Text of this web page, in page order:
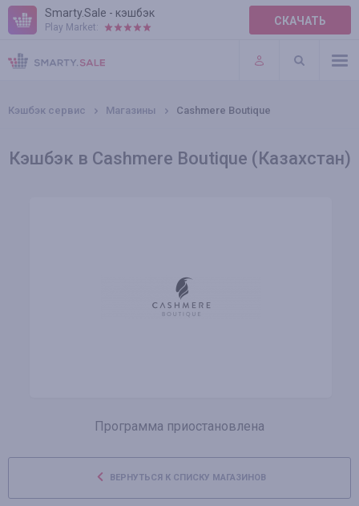
Smarty.Sale - кэшбэк
Play Market: СКАЧАТЬ
ПРАВИЛА
ПЛАГИНЫ
Кэшбэк сервис Магазины Cashmere Boutique
Кэшбэк в Cashmere Boutique (Казахстан)
Программа приостановлена
ВЕРНУТЬСЯ К СПИСКУ МАГАЗИНОВ